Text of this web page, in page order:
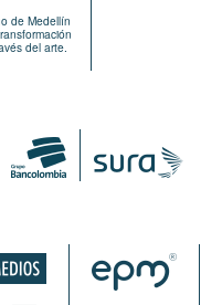
de Medellín
del arte.